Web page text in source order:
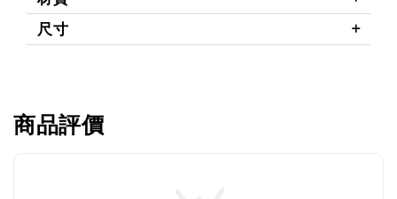
尺寸
商品評價